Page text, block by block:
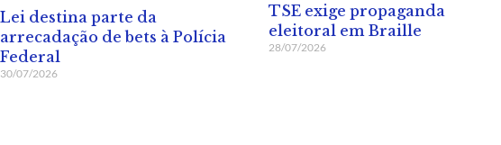
Lei destina parte da
arrecadação de bets à Polícia
Federal
30/07/2026
TSE exige propaganda
eleitoral em Braille
28/07/2026